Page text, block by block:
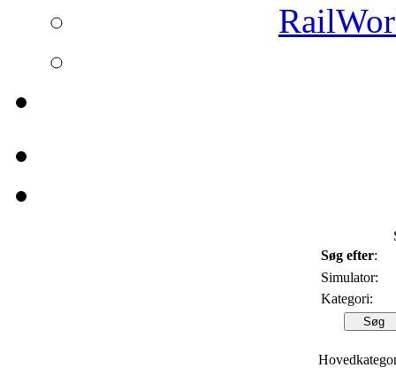
Søg efter:
Simulator:
Kategori: